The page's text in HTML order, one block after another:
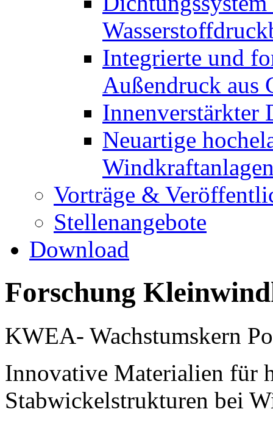
Integrierte und
Außendruck aus
Innenverstärkter
Neuartige
Vorträge &
Stellenangebote
Download
Forschung
KWEA- Wachstumskern
Innovative Materialien für
Stabwickelstrukturen bei